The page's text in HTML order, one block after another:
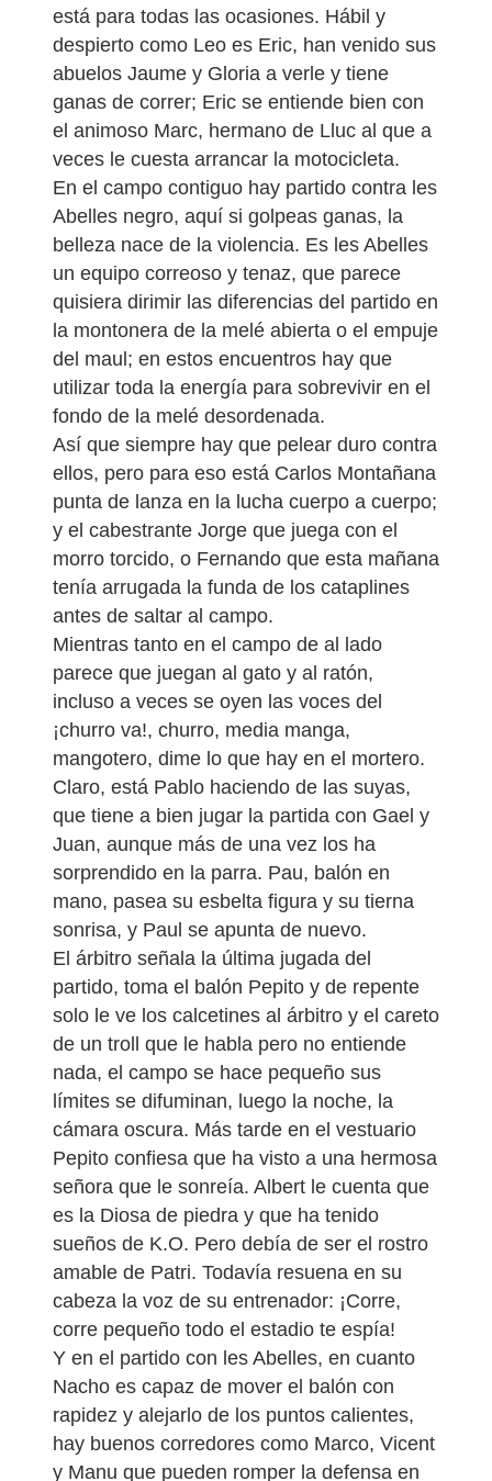
está para todas las ocasiones. Hábil y
despierto como Leo es Eric, han venido sus
abuelos Jaume y Gloria a verle y tiene
ganas de correr; Eric se entiende bien con
el animoso Marc, hermano de Lluc al que a
veces le cuesta arrancar la motocicleta.
En el campo contiguo hay partido contra les
Abelles negro, aquí si golpeas ganas, la
belleza nace de la violencia. Es les Abelles
un equipo correoso y tenaz, que parece
quisiera dirimir las diferencias del partido en
la montonera de la melé abierta o el empuje
del maul; en estos encuentros hay que
utilizar toda la energía para sobrevivir en el
fondo de la melé desordenada.
Así que siempre hay que pelear duro contra
ellos, pero para eso está Carlos Montañana
punta de lanza en la lucha cuerpo a cuerpo;
y el cabestrante Jorge que juega con el
morro torcido, o Fernando que esta mañana
tenía arrugada la funda de los cataplines
antes de saltar al campo.
Mientras tanto en el campo de al lado
parece que juegan al gato y al ratón,
incluso a veces se oyen las voces del
¡churro va!, churro, media manga,
mangotero, dime lo que hay en el mortero.
Claro, está Pablo haciendo de las suyas,
que tiene a bien jugar la partida con Gael y
Juan, aunque más de una vez los ha
sorprendido en la parra. Pau, balón en
mano, pasea su esbelta figura y su tierna
sonrisa, y Paul se apunta de nuevo.
El árbitro señala la última jugada del
partido, toma el balón Pepito y de repente
solo le ve los calcetines al árbitro y el careto
de un troll que le habla pero no entiende
nada, el campo se hace pequeño sus
límites se difuminan, luego la noche, la
cámara oscura. Más tarde en el vestuario
Pepito confiesa que ha visto a una hermosa
señora que le sonreía. Albert le cuenta que
es la Diosa de piedra y que ha tenido
sueños de K.O. Pero debía de ser el rostro
amable de Patri. Todavía resuena en su
cabeza la voz de su entrenador: ¡Corre,
corre pequeño todo el estadio te espía!
Y en el partido con les Abelles, en cuanto
Nacho es capaz de mover el balón con
rapidez y alejarlo de los puntos calientes,
hay buenos corredores como Marco, Vicent
y Manu que pueden romper la defensa en